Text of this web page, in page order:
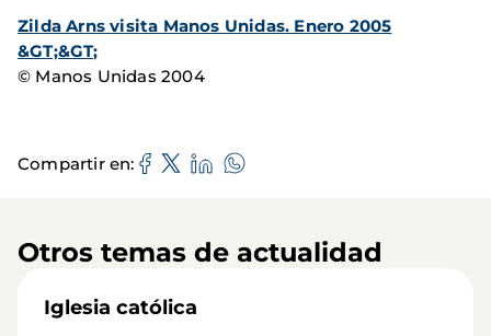
Zilda Arns visita Manos Unidas. Enero 2005
&GT;&GT;
© Manos Unidas 2004
Compartir en
Otros temas de actualidad
Iglesia católica